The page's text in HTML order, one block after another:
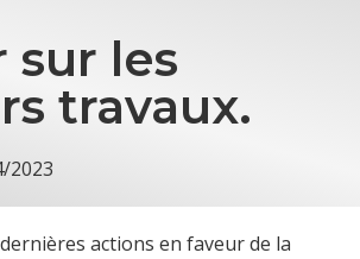
sur les
travaux.
2023
actions en faveur de la